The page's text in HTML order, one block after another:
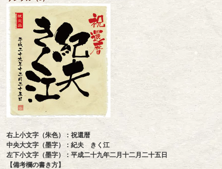
右上小文字（朱色）：祝還暦
中央大文字（墨字）：紀夫 きく江
左下小文字（墨字）：平成二十九年二月十二月二十五日
【備考欄の書き方】